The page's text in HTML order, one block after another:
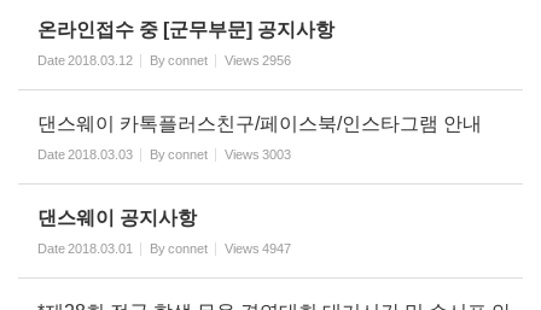
온라인접수 중 [군무부문] 공지사항
Date2018.03.12 Byconnet Views 2956
댄스웨이 카톡플러스친구/페이스북/인스타그램 안내
Date2018.03.03 Byconnet Views 3003
댄스웨이 공지사항
Date2018.03.01 Byconnet Views 4947